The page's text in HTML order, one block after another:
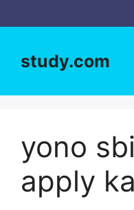
to
study.com
yono
apply